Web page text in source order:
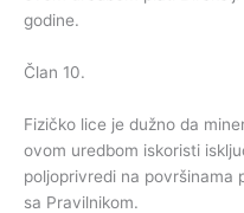
godine.
Član 10.
Fizičko lice je dužno da
ovom uredbom iskoristi
poljoprivredi na površinama
sa Pravilnikom.